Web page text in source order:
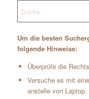
Um die besten
folgende Hinweise:
Überprüfe die
Versuche es mit
anstelle von Laptop.